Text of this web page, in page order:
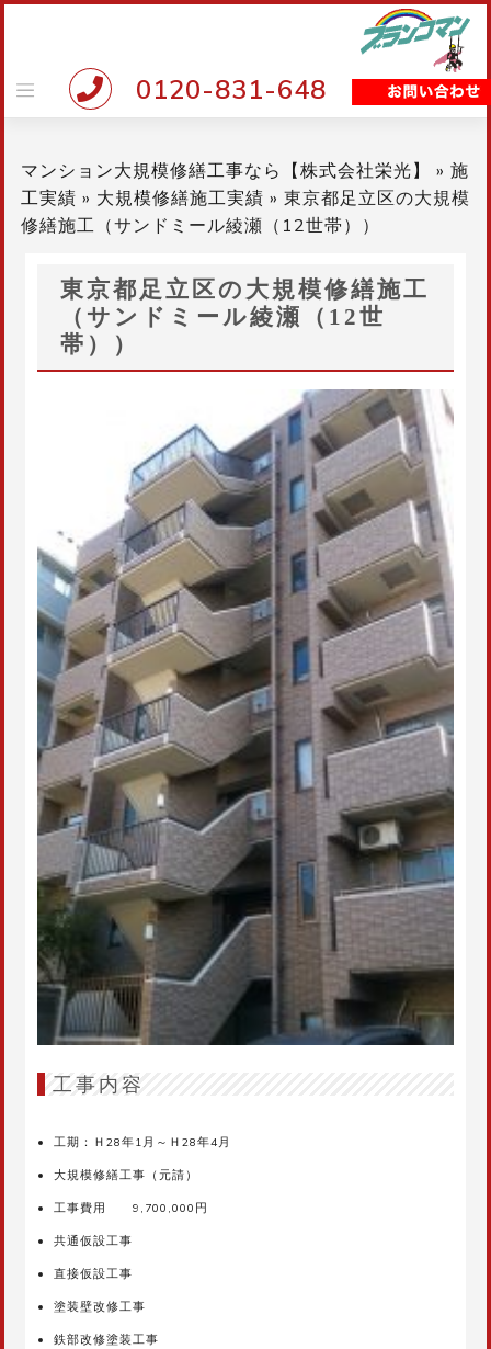
0120-831-648
マンション大規模修繕工事なら【株式会社栄光】 » 施
工実績 » 大規模修繕施工実績 » 東京都足立区の大規模
修繕施工（サンドミール綾瀬（12世帯））
東京都足立区の大規模修繕施工
（サンドミール綾瀬（12世
帯））
工事内容
工期：Ｈ28年1月～Ｈ28年4月
大規模修繕工事（元請）
工事費用 9,700,000円
共通仮設工事
直接仮設工事
塗装壁改修工事
鉄部改修塗装工事